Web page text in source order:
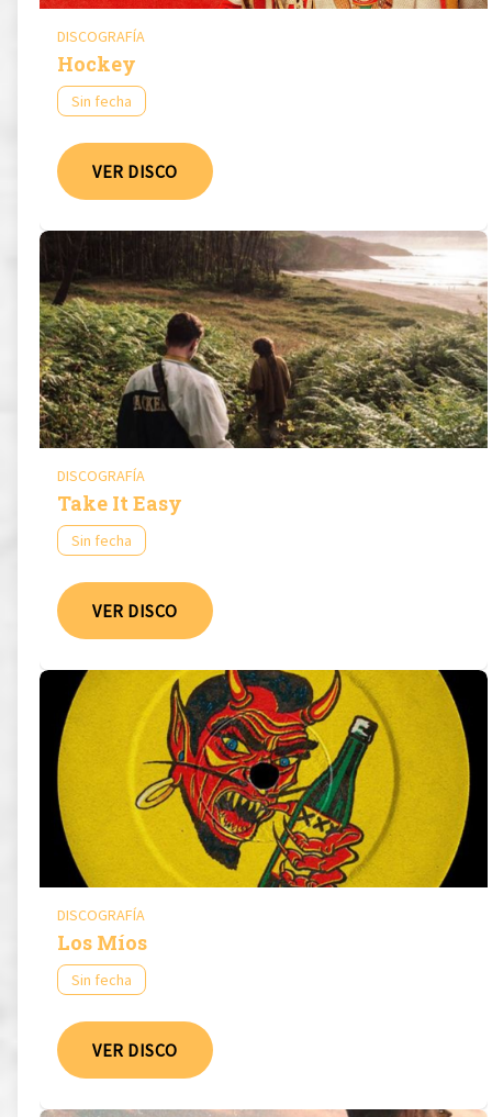
DISCOGRAFÍA
Hockey
Sin fecha
VER DISCO
DISCOGRAFÍA
Take It Easy
Sin fecha
VER DISCO
DISCOGRAFÍA
Los Míos
Sin fecha
VER DISCO